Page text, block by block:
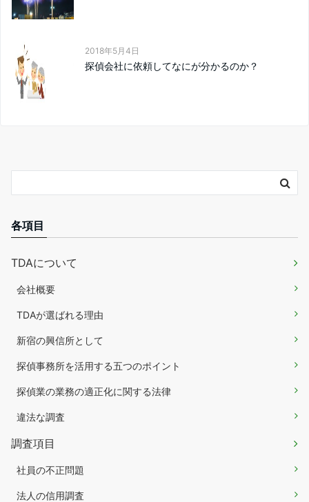
2018年5月4日
探偵会社に依頼してなにが分かるのか？
各項目
TDAについて
会社概要
TDAが選ばれる理由
新宿の興信所として
探偵事務所を活用する五つのポイント
探偵業の業務の適正化に関する法律
違法な調査
調査項目
社員の不正問題
法人の信用調査